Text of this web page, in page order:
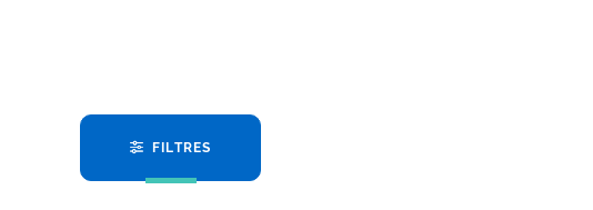
FILTRES